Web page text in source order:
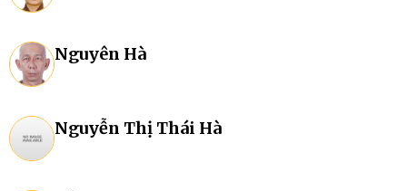
Nguyên Hà
Nguyễn Thị Thái Hà